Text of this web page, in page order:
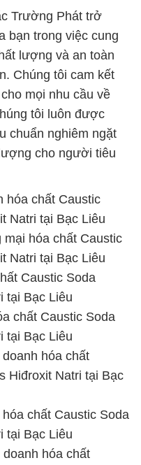
Trường Phát trở
bạn trong việc cung
lượng và an toàn
Chúng tôi cam kết
mọi nhu cầu về
tôi luôn được
chuẩn nghiêm ngặt
cho người tiêu
hóa chất Caustic
Natri tại Bạc Liêu
hóa chất Caustic
Natri tại Bạc Liêu
Caustic Soda
tại Bạc Liêu
chất Caustic Soda
tại Bạc Liêu
hóa chất
Hiđroxit Natri tại Bạc
chất Caustic Soda
tại Bạc Liêu
hóa chất